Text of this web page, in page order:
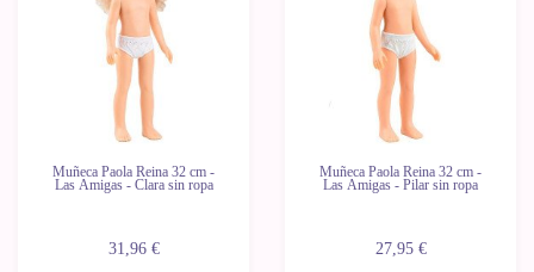
Muñeca Paola Reina 32 cm -
Las Amigas - Clara sin ropa
31,96 €
Muñeca Paola Reina 32 cm -
Las Amigas - Pilar sin ropa
27,95 €